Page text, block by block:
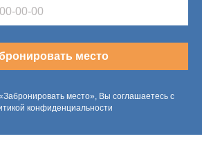
место
место», Вы соглашаетесь с
конфиденциальности